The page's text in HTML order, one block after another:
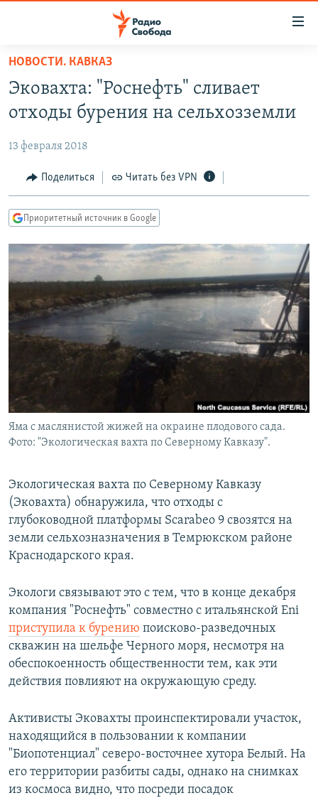
упрощенного
доступа
основному
Вернутся
главной
навигации
Вернутся
поиску
АВТОРСКИЕ ПРОЕКТЫ
ЦИТАТЫ СВОБОДЫ
МНЕНИЯ
IDEL.РЕАЛИИ
КАВКАЗ.РЕАЛИИ
СЕВЕР.РЕАЛИИ
СИБИРЬ.РЕАЛИИ
РАСПИСАНИЕ ВЕЩАНИЯ
ПОДПИШИТЕСЬ НА РАССЫЛКУ
СОЦИАЛЬНЫЕ СЕТИ
Все сайты РСЕ/РС
НОВОСТИ. КАВКАЗ
Эковахта: "Роснефть" сливает
отходы бурения на сельхозземли
13 февраля 2018
Поделиться Читать без VPN
Приоритетный источник в Google
Яма с маслянистой жижей на окраине плодового сада.
Фото: "Экологическая вахта по Северному Кавказу".
Экологическая вахта по Северному Кавказу
(Эковахта) обнаружила, что отходы с
глубоководной платформы Scarabeo 9 свозятся на
земли сельхозназначения в Темрюкском районе
Краснодарского края.
Экологи связывают это с тем, что в конце декабря
компания "Роснефть" совместно с итальянской Eni
приступила к бурению поисково-разведочных
скважин на шельфе Черного моря, несмотря на
обеспокоенность общественности тем, как эти
действия повлияют на окружающую среду.
Активисты Эковахты проинспектировали участок,
находящийся в пользовании к компании
"Биопотенциал" северо-восточнее хутора Белый. На
его территории разбиты сады, однако на снимках
из космоса видно, что посреди посадок